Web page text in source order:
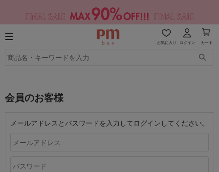
お気に入り ログイン カート
会員のお客様
メールアドレスとパスワードを入力してログインしてください。